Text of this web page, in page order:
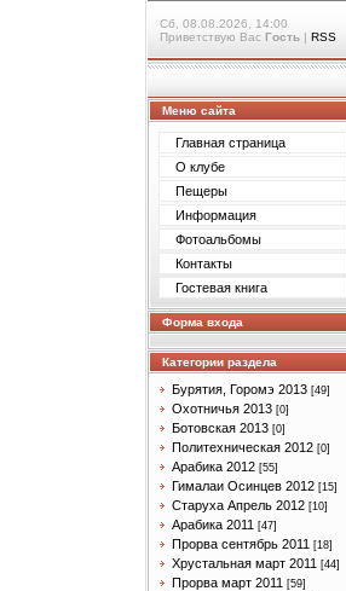
Сб, 08.08.2026, 14:00
Приветствую Вас Гость | RSS
Меню сайта
Главная страница
О клубе
Пещеры
Информация
Фотоальбомы
Контакты
Гостевая книга
Форма входа
Категории раздела
Бурятия, Горомэ 2013 [49]
Охотничья 2013 [0]
Ботовская 2013 [0]
Политехническая 2012 [0]
Арабика 2012 [55]
Гималаи Осинцев 2012 [15]
Старуха Апрель 2012 [10]
Арабика 2011 [47]
Прорва сентябрь 2011 [18]
Хрустальная март 2011 [44]
Прорва март 2011 [59]